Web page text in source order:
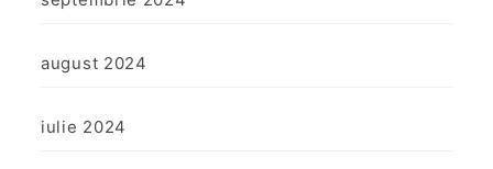
august 2024
iulie 2024